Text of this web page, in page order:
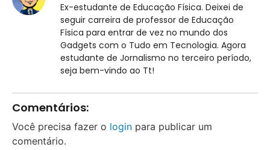
Ex-estudante de Educação Física. Deixei de
seguir carreira de professor de Educação
Física para entrar de vez no mundo dos
Gadgets com o Tudo em Tecnologia. Agora
estudante de Jornalismo no terceiro período,
seja bem-vindo ao Tt!
Comentários:
Você precisa fazer o login para publicar um
comentário.